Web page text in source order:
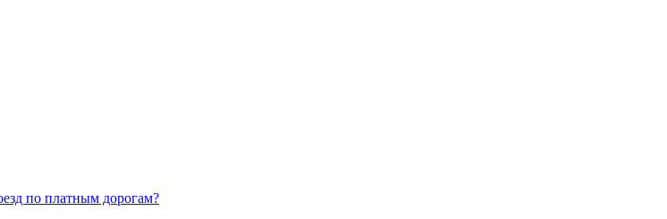
по платным дорогам?